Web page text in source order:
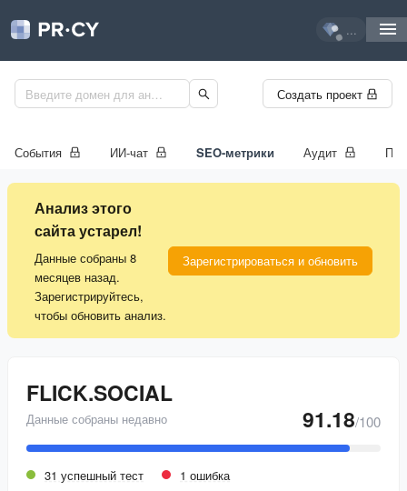
...
Создать проект
События ИИ-чат SEO-метрики Аудит
Анализ этого
сайта устарел!
Данные собраны 8
месяцев назад.
Зарегистрируйтесь,
чтобы обновить анализ.
Зарегистрироваться и обновить
FLICK.SOCIAL
Данные собраны недавно 91.18/100
31 успешный тест
1 ошибка